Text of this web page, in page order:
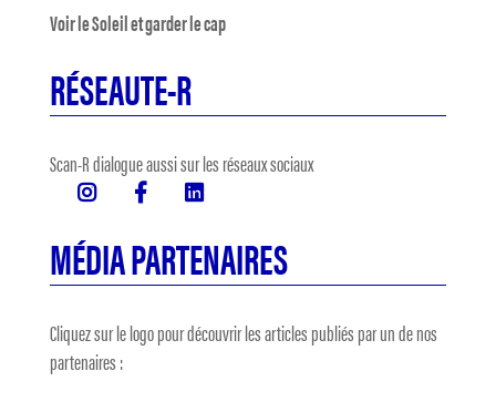
Voir le Soleil et garder le cap
RÉSEAUTE-R
Scan-R dialogue aussi sur les réseaux sociaux
MÉDIA PARTENAIRES
Cliquez sur le logo pour découvrir les articles publiés par un de nos
partenaires :